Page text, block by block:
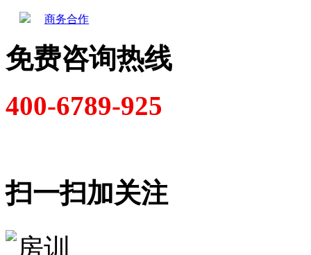
商务合作
免费咨询热线
400-6789-925
扫一扫加关注